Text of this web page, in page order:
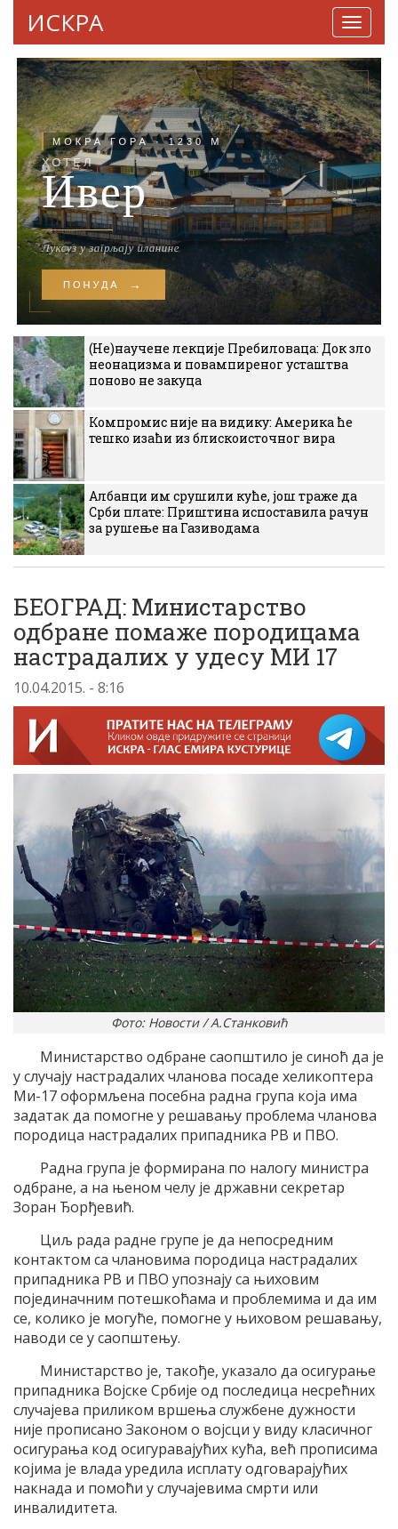
ИСКРА
(Не)научене лекције Пребиловаца: Док зло
неонацизма и повампиреног усташтва
поново не закуца
Компромис није на видику: Америка ће
тешко изаћи из блискоисточног вира
Албанци им срушили куће, још траже да
Срби плате: Приштина испоставила рачун
за рушење на Газиводама
БЕОГРАД: Министарство
одбране помаже породицама
настрадалих у удесу МИ 17
10.04.2015. - 8:16
Фото: Новости / А.Станковић
Министарство одбране саопштило је синоћ да је
у случају настрадалих чланова посаде хеликоптера
Ми-17 оформљена посебна радна група која има
задатак да помогне у решавању проблема чланова
породица настрадалих припадника РВ и ПВО.
Радна група је формирана по налогу министра
одбране, а на њеном челу је државни секретар
Зоран Ђорђевић.
Циљ рада радне групе је да непосредним
контактом са члановима породица настрадалих
припадника РВ и ПВО упознају са њиховим
појединачним потешкоћама и проблемима и да им
се, колико је могуће, помогне у њиховом решавању,
наводи се у саопштењу.
Министарство је, такође, указало да осигурање
припадника Војске Србије од последица несрећних
случајева приликом вршења службене дужности
није прописано Законом о војсци у виду класичног
осигурања код осигуравајућих кућа, већ прописима
којима је влада уредила исплату одговарајућих
накнада и помоћи у случајевима смрти или
инвалидитета.